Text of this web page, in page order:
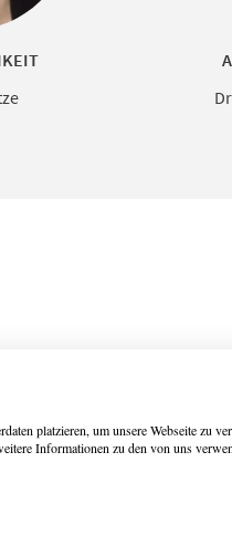
Zukunft GmbH
platzieren, um unsere Webseite zu
Informationen zu den von uns